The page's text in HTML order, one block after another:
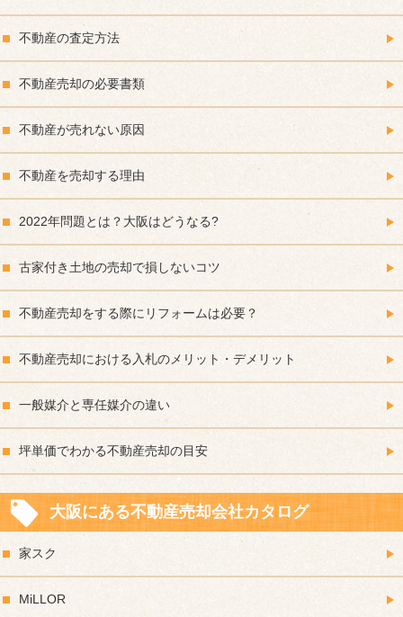
不動産の査定方法
不動産売却の必要書類
不動産が売れない原因
不動産を売却する理由
2022年問題とは？大阪はどうなる?
古家付き土地の売却で損しないコツ
不動産売却をする際にリフォームは必要？
不動産売却における入札のメリット・デメリット
一般媒介と専任媒介の違い
坪単価でわかる不動産売却の目安
大阪にある不動産売却会社カタログ
家スク
MiLLOR